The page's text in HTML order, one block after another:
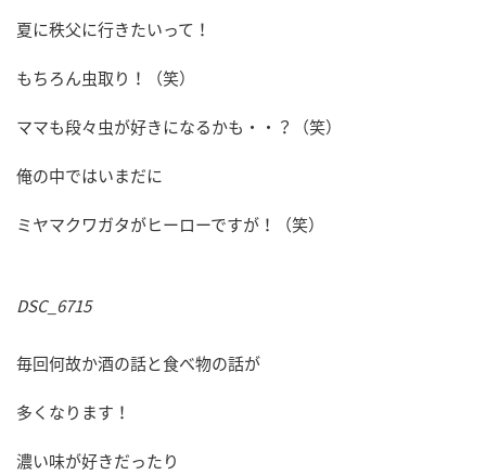
夏に秩父に行きたいって！
もちろん虫取り！（笑）
ママも段々虫が好きになるかも・・？（笑）
俺の中ではいまだに
ミヤマクワガタがヒーローですが！（笑）
DSC_6715
毎回何故か酒の話と食べ物の話が
多くなります！
濃い味が好きだったり